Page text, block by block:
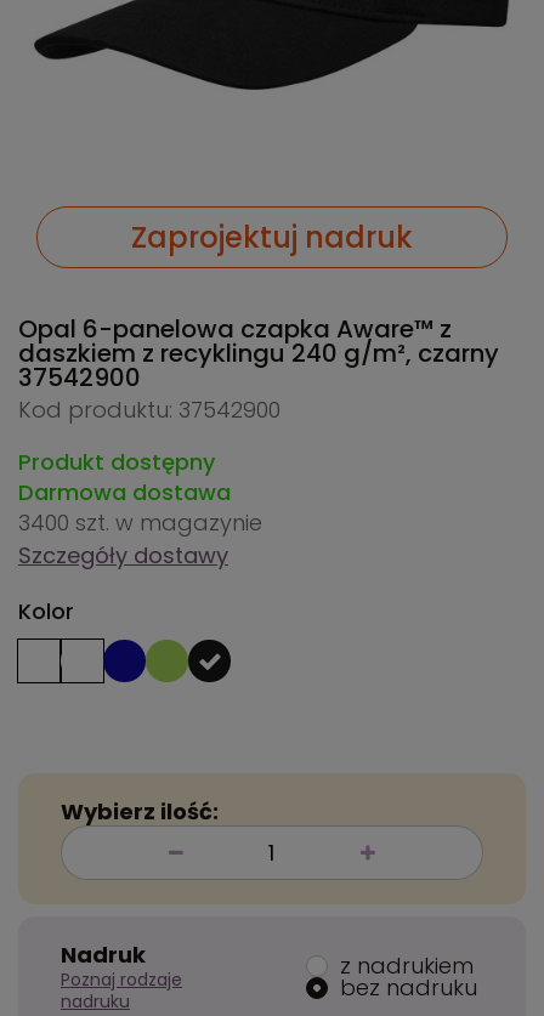
Zaprojektuj nadruk
Opal 6-panelowa czapka Aware™ z
daszkiem z recyklingu 240 g/m², czarny
37542900
Kod produktu: 37542900
Produkt dostępny
Darmowa dostawa
3400 szt. w magazynie
Szczegóły dostawy
Kolor
Wybierz ilość:
Nadruk
Poznaj rodzaje
nadruku
z nadrukiem
bez nadruku